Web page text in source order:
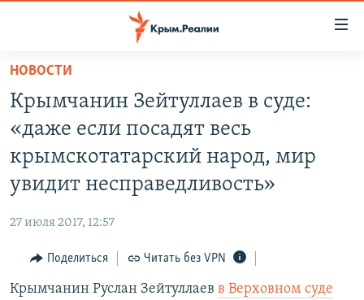
Вернуться
основному
содержанию
главной
Вернутся
поиску
СПЕЦПРОЕКТЫ
ИНФОГРАФИКА
ТЕЛЕПРОЕКТ КРЫМ.РЕАЛИИ
РАДІО СВОБОДА
КАК ОБОЙТИ БЛОКИРОВКУ
НОВОСТИ
Крымчанин Зейтуллаев в суде:
«даже если посадят весь
крымскотатарский народ, мир
увидит несправедливость»
27 июля 2017, 12:57
Поделиться Читать без VPN
Крымчанин Руслан Зейтуллаев в Верховном суде